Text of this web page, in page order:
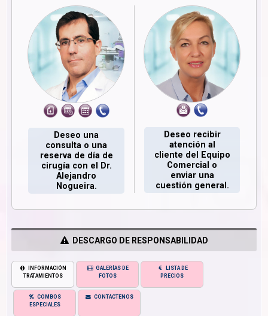
Deseo una
consulta o una
reserva de día de
cirugía con el Dr.
Alejandro
Nogueira.
Deseo recibir
atención al
cliente del Equipo
Comercial o
enviar una
cuestión general.
DESCARGO DE RESPONSABILIDAD
INFORMACIÓN
TRATAMIENTOS
GALERÍAS DE
FOTOS
LISTA DE
PRECIOS
COMBOS
ESPECIALES
CONTÁCTENOS